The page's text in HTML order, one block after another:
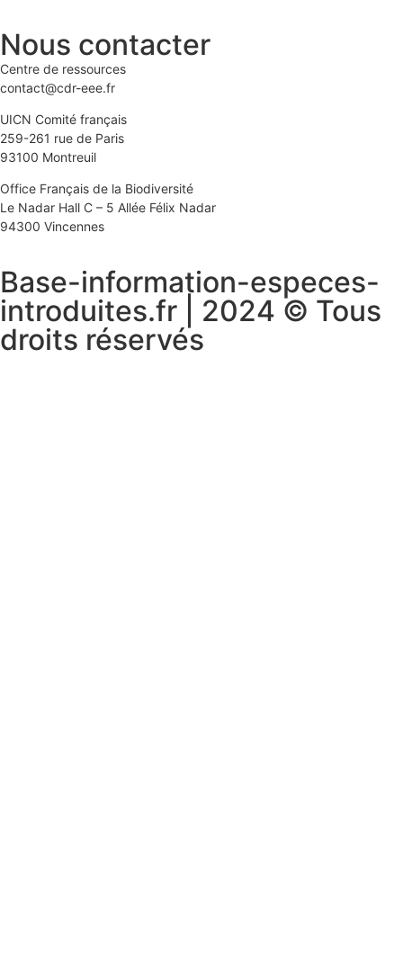
Nous contacter
Centre de ressources
contact@cdr-eee.fr
UICN Comité français
259-261 rue de Paris
93100 Montreuil
Office Français de la Biodiversité
Le Nadar Hall C – 5 Allée Félix Nadar
94300 Vincennes
Base-information-especes-
introduites.fr | 2024 © Tous
droits réservés